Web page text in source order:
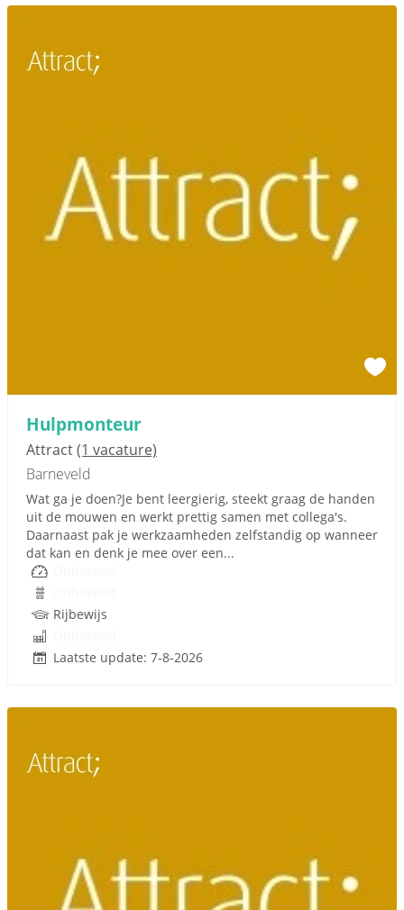
Hulpmonteur
Attract(1 vacature)
Barneveld
Wat ga je doen?Je bent leergierig, steekt graag de handen
uit de mouwen en werkt prettig samen met collega's.
Daarnaast pak je werkzaamheden zelfstandig op wanneer
dat kan en denk je mee over een...
Rijbewijs
Laatste update: 7-8-2026